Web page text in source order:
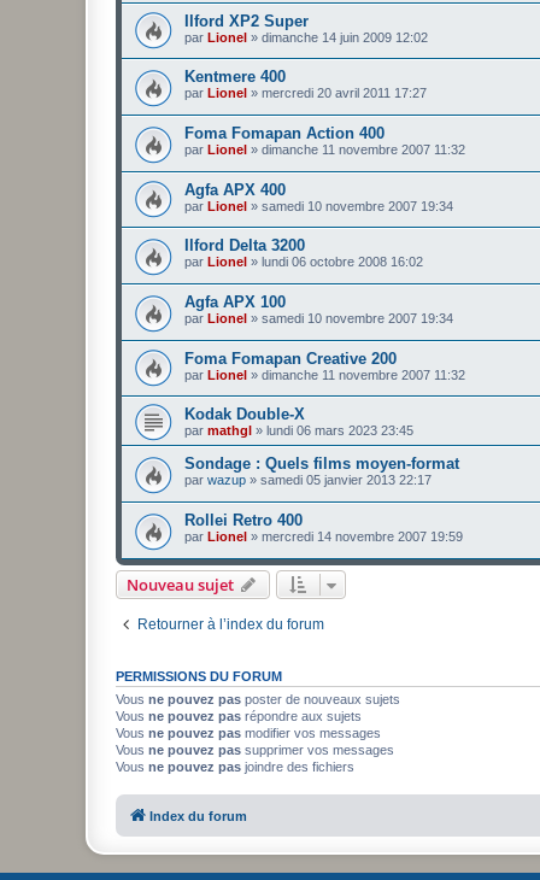
Ilford XP2 Super
par Lionel » dimanche 14 juin 2009 12:02
Kentmere 400
par Lionel » mercredi 20 avril 2011 17:27
Foma Fomapan Action 400
par Lionel » dimanche 11 novembre 2007 11:32
Agfa APX 400
par Lionel » samedi 10 novembre 2007 19:34
Ilford Delta 3200
par Lionel » lundi 06 octobre 2008 16:02
Agfa APX 100
par Lionel » samedi 10 novembre 2007 19:34
Foma Fomapan Creative 200
par Lionel » dimanche 11 novembre 2007 11:32
Kodak Double-X
par mathgl » lundi 06 mars 2023 23:45
Sondage : Quels films moyen-format
par wazup » samedi 05 janvier 2013 22:17
Rollei Retro 400
par Lionel » mercredi 14 novembre 2007 19:59
Nouveau sujet
Retourner à l’index du forum
PERMISSIONS DU FORUM
Vous ne pouvez pas poster de nouveaux sujets
Vous ne pouvez pas répondre aux sujets
Vous ne pouvez pas modifier vos messages
Vous ne pouvez pas supprimer vos messages
Vous ne pouvez pas joindre des fichiers
Index du forum